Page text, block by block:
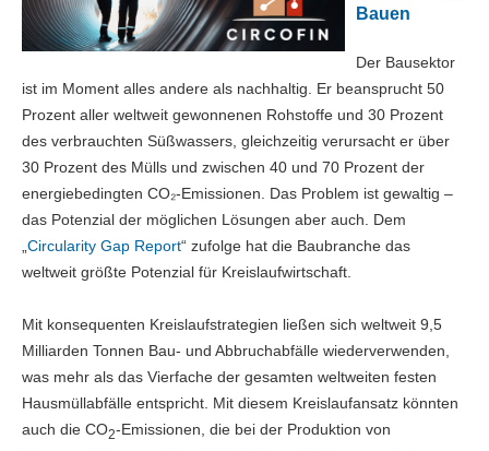
Bauen
Der Bausektor
ist im Moment alles andere als nachhaltig. Er beansprucht 50
Prozent aller weltweit gewonnenen Rohstoffe und 30 Prozent
des verbrauchten Süßwassers, gleichzeitig verursacht er über
30 Prozent des Mülls und zwischen 40 und 70 Prozent der
energiebedingten CO₂-Emissionen. Das Problem ist gewaltig –
das Potenzial der möglichen Lösungen aber auch. Dem
Circularity Gap Report“ zufolge hat die Baubranche das
weltweit größte Potenzial für Kreislaufwirtschaft.
Mit konsequenten Kreislaufstrategien ließen sich weltweit 9,5
Milliarden Tonnen Bau- und Abbruchabfälle wiederverwenden,
was mehr als das Vierfache der gesamten weltweiten festen
Hausmüllabfälle entspricht. Mit diesem Kreislaufansatz könnten
auch die CO2-Emissionen, die bei der Produktion von